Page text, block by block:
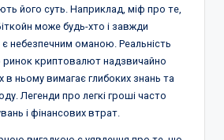
його суть. Наприклад, міф про те,
може будь-хто і завжди
небезпечним оманою. Реальність
ринок криптовалют надзвичайно
в ньому вимагає глибоких знань та
Легенди про легкі гроші часто
і фінансових втрат.